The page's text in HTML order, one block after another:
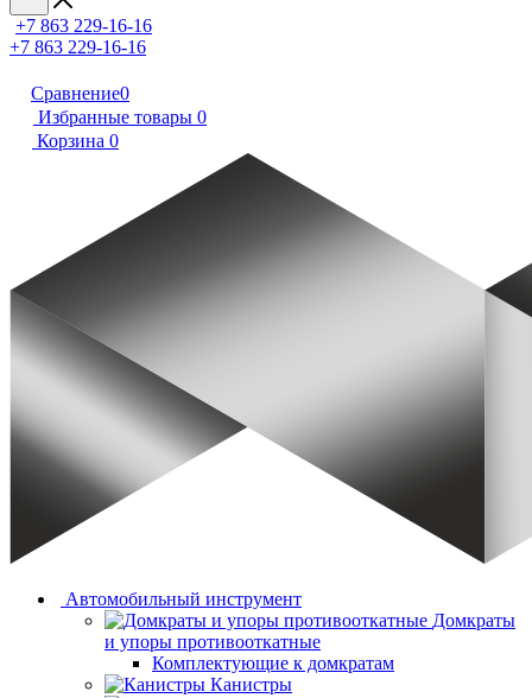
+7 863 229-16-16
+7 863 229-16-16
Сравнение0
Избранные товары 0
Корзина 0
Автомобильный инструмент
Домкраты
и упоры противооткатные
Комплектующие к домкратам
Канистры